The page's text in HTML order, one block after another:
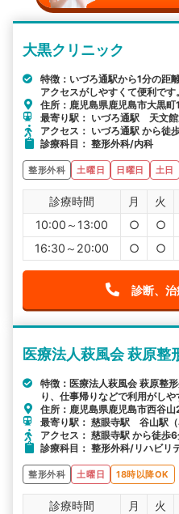
大黒クリニック
特徴：いづろ通駅から1分の距
アクセスがしやすくて便利です。
住所：鹿児島県鹿児島市大黒
最寄り駅： いづろ通駅 天文
アクセス： いづろ通駅 から徒
診療科目： 整形外科/内科
整形外科 土曜日 日曜日 土日
診療時間 月 火
10:00～13:00
○ ○
16:30～20:00
○ ○
診断、
医療法人萩風会 萩原整
特徴：医療法人萩風会 萩原整
り、仕事帰りなどで利用がしや
住所：鹿児島県鹿児島市西谷
最寄り駅： 慈眼寺駅 谷山駅
アクセス： 慈眼寺駅 から徒歩
診療科目： 整形外科/リハビリ
整形外科 土曜日 18時以降OK
診療時間 月 火